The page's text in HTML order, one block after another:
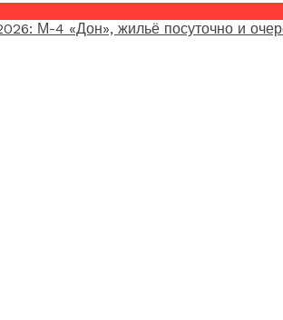
М-4 «Дон», жильё посуточно и